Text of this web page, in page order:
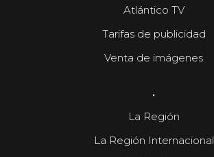
Atlántico TV
Tarifas de publicidad
Venta de imágenes
.
La Región
La Región Internacional